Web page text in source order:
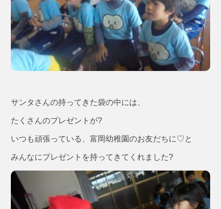
サンタさんの持ってきた袋の中には、
たくさんのプレゼントが?
いつも頑張っている、富岡幼稚園のお友だちに♡と
みんなにプレゼントを持ってきてくれました?